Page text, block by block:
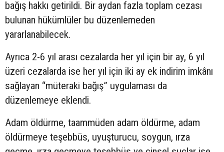
bağış hakkı getirildi. Bir aydan fazla toplam cezası
bulunan hükümlüler bu düzenlemeden
yararlanabilecek.
Ayrıca 2-6 yıl arası cezalarda her yıl için bir ay, 6 yıl
üzeri cezalarda ise her yıl için iki ay ek indirim imkânı
sağlayan “müteraki bağış” uygulaması da
düzenlemeye eklendi.
Adam öldürme, taammüden adam öldürme, adam
öldürmeye teşebbüs, uyuşturucu, soygun, ırza